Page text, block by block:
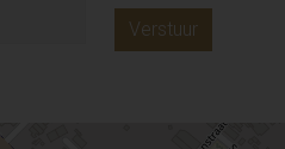
Verstuur